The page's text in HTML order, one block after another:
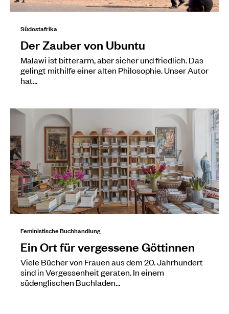
Südostafrika
Der Zauber von Ubuntu
Malawi ist bitterarm, aber sicher und friedlich. Das
gelingt mithilfe einer alten Philosophie. Unser Autor
hat…
Feministische Buchhandlung
Ein Ort für vergessene Göttinnen
Viele Bücher von Frauen aus dem 20. Jahrhundert
sind in Vergessenheit geraten. In einem
südenglischen Buchladen…